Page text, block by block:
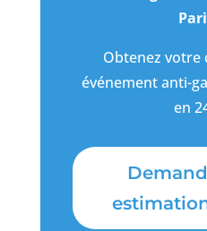
Obtenez votre
événement anti-
en